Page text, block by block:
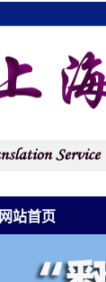
网站首页